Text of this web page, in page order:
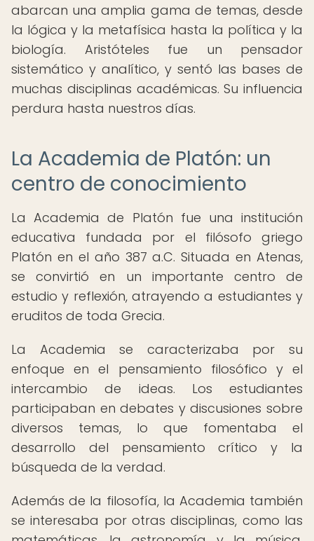
abarcan una amplia gama de temas, desde
la lógica y la metafísica hasta la política y la
biología. Aristóteles fue un pensador
sistemático y analítico, y sentó las bases de
muchas disciplinas académicas. Su influencia
perdura hasta nuestros días.
La Academia de Platón: un
centro de conocimiento
La Academia de Platón fue una institución
educativa fundada por el filósofo griego
Platón en el año 387 a.C. Situada en Atenas,
se convirtió en un importante centro de
estudio y reflexión, atrayendo a estudiantes y
eruditos de toda Grecia.
La Academia se caracterizaba por su
enfoque en el pensamiento filosófico y el
intercambio de ideas. Los estudiantes
participaban en debates y discusiones sobre
diversos temas, lo que fomentaba el
desarrollo del pensamiento crítico y la
búsqueda de la verdad.
Además de la filosofía, la Academia también
se interesaba por otras disciplinas, como las